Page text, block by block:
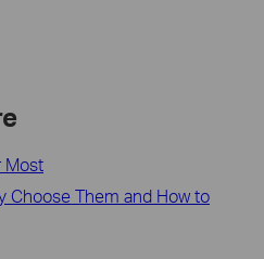
Most
Choose Them and How to